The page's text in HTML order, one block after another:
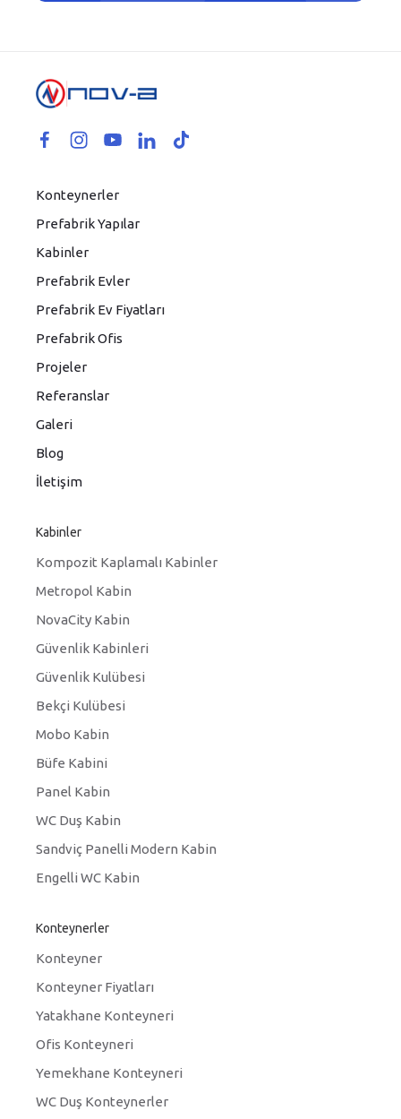
Konteynerler
Prefabrik Yapılar
Kabinler
Prefabrik Evler
Prefabrik Ev Fiyatları
Prefabrik Ofis
Projeler
Referanslar
Galeri
Blog
İletişim
Kabinler
Kompozit Kaplamalı Kabinler
Metropol Kabin
NovaCity Kabin
Güvenlik Kabinleri
Güvenlik Kulübesi
Bekçi Kulübesi
Mobo Kabin
Büfe Kabini
Panel Kabin
WC Duş Kabin
Sandviç Panelli Modern Kabin
Engelli WC Kabin
Konteynerler
Konteyner
Konteyner Fiyatları
Yatakhane Konteyneri
Ofis Konteyneri
Yemekhane Konteyneri
WC Duş Konteynerler